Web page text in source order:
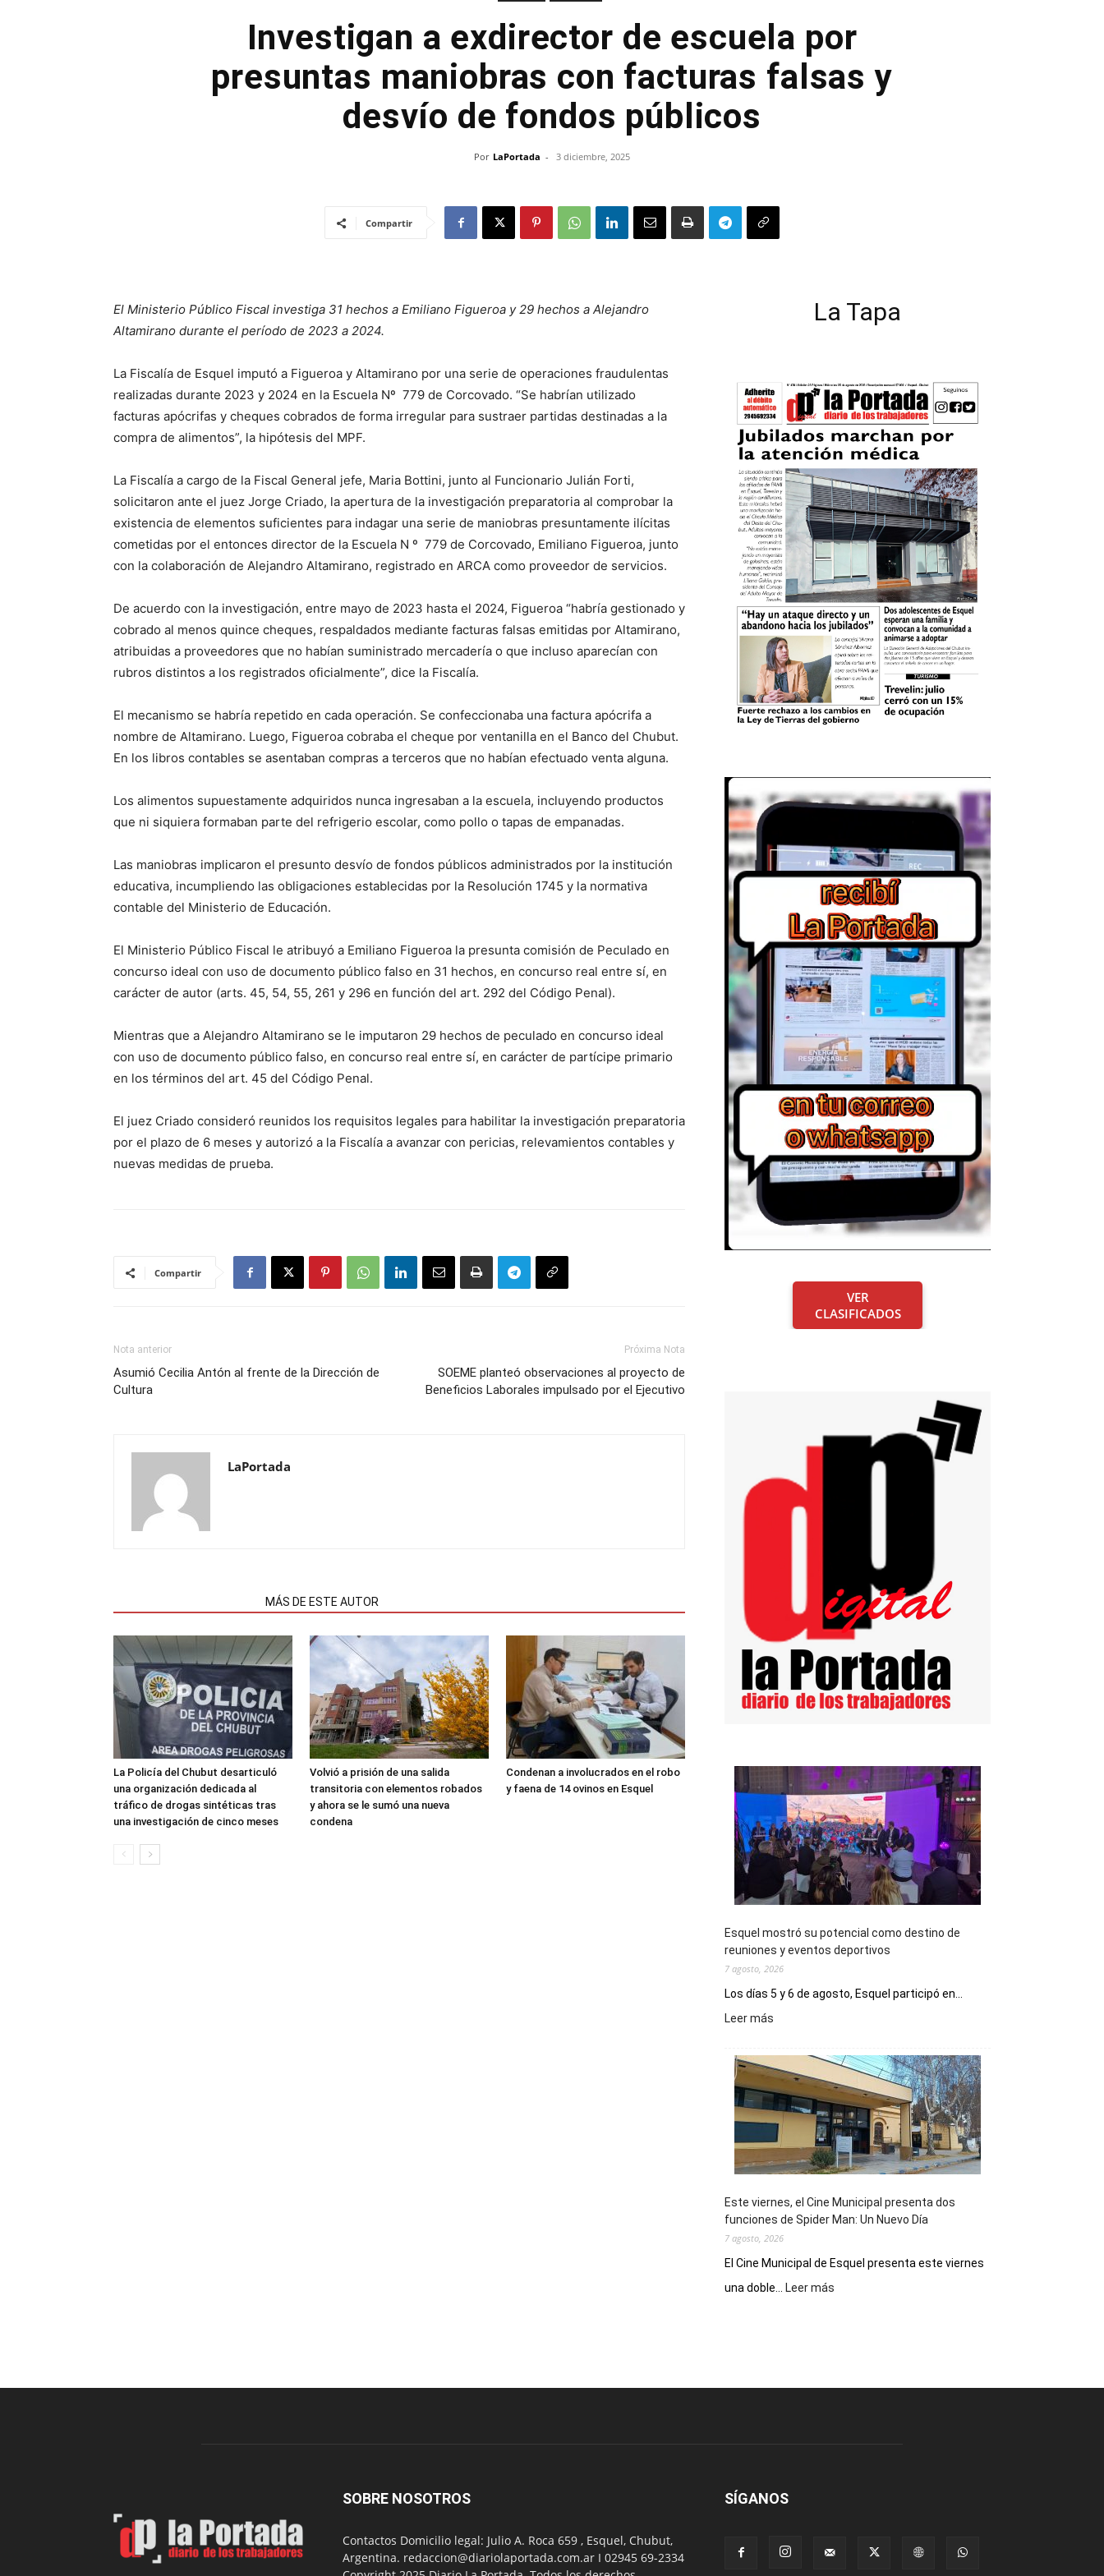
Investigan a exdirector de escuela por
presuntas maniobras con facturas falsas y
desvío de fondos públicos
Por LaPortada - 3 diciembre, 2025
Compartir
El Ministerio Público Fiscal investiga 31 hechos a Emiliano Figueroa y 29 hechos a Alejandro
Altamirano durante el período de 2023 a 2024.
La Fiscalía de Esquel imputó a Figueroa y Altamirano por una serie de operaciones fraudulentas
realizadas durante 2023 y 2024 en la Escuela Nº 779 de Corcovado. “Se habrían utilizado
facturas apócrifas y cheques cobrados de forma irregular para sustraer partidas destinadas a la
compra de alimentos”, la hipótesis del MPF.
La Fiscalía a cargo de la Fiscal General jefe, Maria Bottini, junto al Funcionario Julián Forti,
solicitaron ante el juez Jorge Criado, la apertura de la investigación preparatoria al comprobar la
existencia de elementos suficientes para indagar una serie de maniobras presuntamente ilícitas
cometidas por el entonces director de la Escuela N º 779 de Corcovado, Emiliano Figueroa, junto
con la colaboración de Alejandro Altamirano, registrado en ARCA como proveedor de servicios.
De acuerdo con la investigación, entre mayo de 2023 hasta el 2024, Figueroa “habría gestionado y
cobrado al menos quince cheques, respaldados mediante facturas falsas emitidas por Altamirano,
atribuidas a proveedores que no habían suministrado mercadería o que incluso aparecían con
rubros distintos a los registrados oficialmente”, dice la Fiscalía.
El mecanismo se habría repetido en cada operación. Se confeccionaba una factura apócrifa a
nombre de Altamirano. Luego, Figueroa cobraba el cheque por ventanilla en el Banco del Chubut.
En los libros contables se asentaban compras a terceros que no habían efectuado venta alguna.
Los alimentos supuestamente adquiridos nunca ingresaban a la escuela, incluyendo productos
que ni siquiera formaban parte del refrigerio escolar, como pollo o tapas de empanadas.
Las maniobras implicaron el presunto desvío de fondos públicos administrados por la institución
educativa, incumpliendo las obligaciones establecidas por la Resolución 1745 y la normativa
contable del Ministerio de Educación.
El Ministerio Público Fiscal le atribuyó a Emiliano Figueroa la presunta comisión de Peculado en
concurso ideal con uso de documento público falso en 31 hechos, en concurso real entre sí, en
carácter de autor (arts. 45, 54, 55, 261 y 296 en función del art. 292 del Código Penal).
Mientras que a Alejandro Altamirano se le imputaron 29 hechos de peculado en concurso ideal
con uso de documento público falso, en concurso real entre sí, en carácter de partícipe primario
en los términos del art. 45 del Código Penal.
El juez Criado consideró reunidos los requisitos legales para habilitar la investigación preparatoria
por el plazo de 6 meses y autorizó a la Fiscalía a avanzar con pericias, relevamientos contables y
nuevas medidas de prueba.
Compartir
Nota anterior
Asumió Cecilia Antón al frente de la Dirección de
Cultura
Próxima Nota
SOEME planteó observaciones al proyecto de
Beneficios Laborales impulsado por el Ejecutivo
LaPortada
MÁS DE ESTE AUTOR
La Policía del Chubut desarticuló
una organización dedicada al
tráfico de drogas sintéticas tras
una investigación de cinco meses
Volvió a prisión de una salida
transitoria con elementos robados
y ahora se le sumó una nueva
condena
Condenan a involucrados en el robo
y faena de 14 ovinos en Esquel
La Tapa
VER
CLASIFICADOS
Esquel mostró su potencial como destino de
reuniones y eventos deportivos
7 agosto, 2026
Los días 5 y 6 de agosto, Esquel participó en...
Leer más
su
potencial
como
destino
de
reuniones
y
deportivos
Este viernes, el Cine Municipal presenta dos
funciones de Spider Man: Un Nuevo Día
7 agosto, 2026
El Cine Municipal de Esquel presenta este viernes
una doble...
Leer más
presenta
SOBRE NOSOTROS
Contactos Domicilio legal: Julio A. Roca 659 , Esquel, Chubut,
Argentina. redaccion@diariolaportada.com.ar I 02945 69-2334
SÍGANOS